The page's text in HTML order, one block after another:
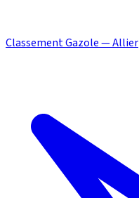
Classement Gazole — Allier